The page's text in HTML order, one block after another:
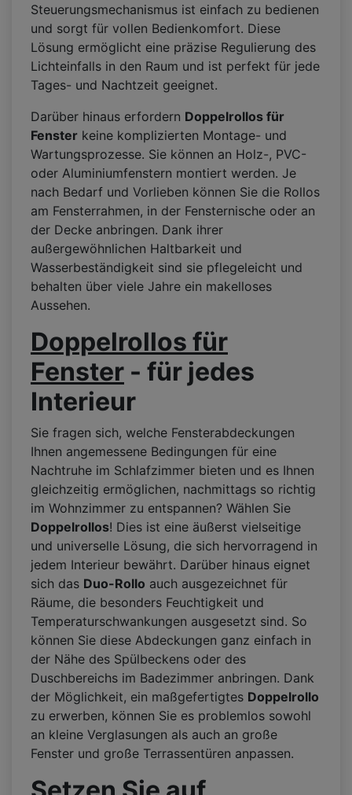
Steuerungsmechanismus ist einfach zu bedienen
und sorgt für vollen Bedienkomfort. Diese
Lösung ermöglicht eine präzise Regulierung des
Lichteinfalls in den Raum und ist perfekt für jede
Tages- und Nachtzeit geeignet.
Darüber hinaus erfordern Doppelrollos für
Fenster keine komplizierten Montage- und
Wartungsprozesse. Sie können an Holz-, PVC-
oder Aluminiumfenstern montiert werden. Je
nach Bedarf und Vorlieben können Sie die Rollos
am Fensterrahmen, in der Fensternische oder an
der Decke anbringen. Dank ihrer
außergewöhnlichen Haltbarkeit und
Wasserbeständigkeit sind sie pflegeleicht und
behalten über viele Jahre ein makelloses
Aussehen.
Doppelrollos für
Fenster - für jedes
Interieur
Sie fragen sich, welche Fensterabdeckungen
Ihnen angemessene Bedingungen für eine
Nachtruhe im Schlafzimmer bieten und es Ihnen
gleichzeitig ermöglichen, nachmittags so richtig
im Wohnzimmer zu entspannen? Wählen Sie
Doppelrollos! Dies ist eine äußerst vielseitige
und universelle Lösung, die sich hervorragend in
jedem Interieur bewährt. Darüber hinaus eignet
sich das Duo-Rollo auch ausgezeichnet für
Räume, die besonders Feuchtigkeit und
Temperaturschwankungen ausgesetzt sind. So
können Sie diese Abdeckungen ganz einfach in
der Nähe des Spülbeckens oder des
Duschbereichs im Badezimmer anbringen. Dank
der Möglichkeit, ein maßgefertigtes Doppelrollo
zu erwerben, können Sie es problemlos sowohl
an kleine Verglasungen als auch an große
Fenster und große Terrassentüren anpassen.